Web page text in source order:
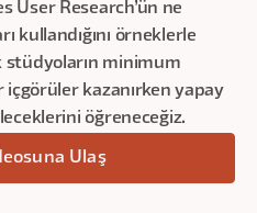
User Research’ün ne
kullandığını örneklerle
stüdyoların minimum
içgörüler kazanırken yapay
öğreneceğiz.
Ulaş